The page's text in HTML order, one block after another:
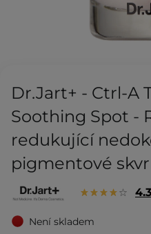
Dr.Jart+ - Ctrl-A
Soothing Spot -
redukující
pigmentové
Není skladem